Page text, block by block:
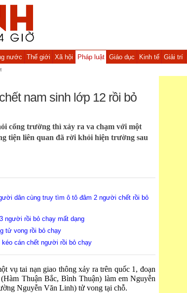
nước Thế giới Xã hội Pháp luật Giáo dục Kinh tế Giải trí
nam sinh lớp 12 rồi bỏ
cổng trường thì xảy ra va chạm với một
tiện liên quan đã rời khỏi hiện trường sau
dân cùng truy tìm ô tô đâm 2 người chết rồi bỏ
người rồi bỏ chạy mất dạng
tử vong rồi bỏ chạy
kéo cán chết người rồi bỏ chạy
vụ tai nạn giao thông xảy ra trên quốc 1, đoạn
Thuận Bắc, Bình Thuận) làm em Nguyễn
Nguyễn Văn Linh) tử vong tại chỗ.